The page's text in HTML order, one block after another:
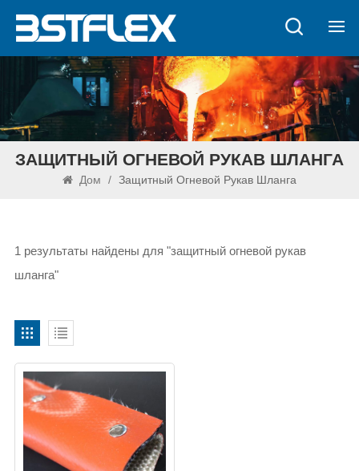
ЗАЩИТНЫЙ ОГНЕВОЙ РУКАВ ШЛАНГА
Дом / Защитный Огневой Рукав Шланга
1 результаты найдены для "защитный огневой рукав
шланга"